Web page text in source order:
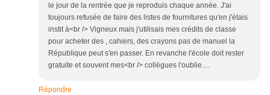
le jour de la rentrée que je reproduis chaque année. J'ai
toujours refusée de faire des listes de fournitures qu'en j'étais
instit à<br /> Vigneux mais j'utilisais mes crédits de classe
pour acheter des , cahiers, des crayons pas de manuel la
République peut s'en passer. En revanche l'école doit rester
gratuite et souvent mes<br /> collègues l'oublie....
Répondre